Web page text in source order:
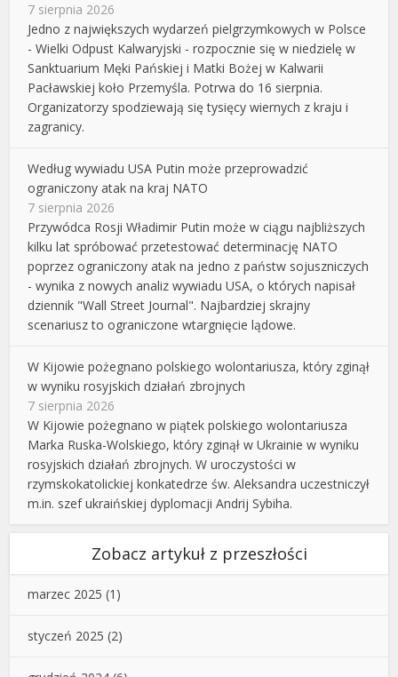
7 sierpnia 2026
Jedno z największych wydarzeń pielgrzymkowych w Polsce
- Wielki Odpust Kalwaryjski - rozpocznie się w niedzielę w
Sanktuarium Męki Pańskiej i Matki Bożej w Kalwarii
Pacławskiej koło Przemyśla. Potrwa do 16 sierpnia.
Organizatorzy spodziewają się tysięcy wiernych z kraju i
zagranicy.
Według wywiadu USA Putin może przeprowadzić
ograniczony atak na kraj NATO
7 sierpnia 2026
Przywódca Rosji Władimir Putin może w ciągu najbliższych
kilku lat spróbować przetestować determinację NATO
poprzez ograniczony atak na jedno z państw sojuszniczych
- wynika z nowych analiz wywiadu USA, o których napisał
dziennik "Wall Street Journal". Najbardziej skrajny
scenariusz to ograniczone wtargnięcie lądowe.
W Kijowie pożegnano polskiego wolontariusza, który zginął
w wyniku rosyjskich działań zbrojnych
7 sierpnia 2026
W Kijowie pożegnano w piątek polskiego wolontariusza
Marka Ruska-Wolskiego, który zginął w Ukrainie w wyniku
rosyjskich działań zbrojnych. W uroczystości w
rzymskokatolickiej konkatedrze św. Aleksandra uczestniczył
m.in. szef ukraińskiej dyplomacji Andrij Sybiha.
Zobacz artykuł z przeszłości
marzec 2025 (1)
styczeń 2025 (2)